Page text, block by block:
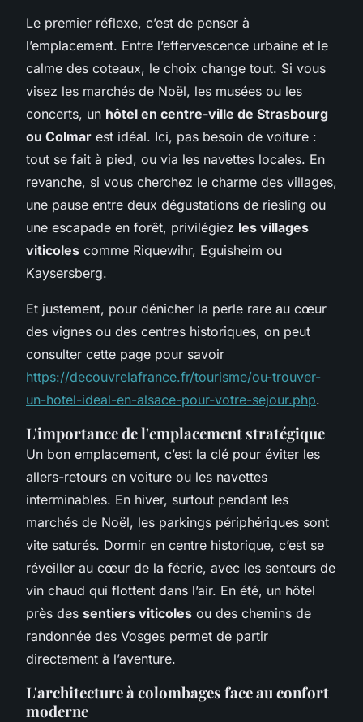
Le premier réflexe, c’est de penser à
l’emplacement. Entre l’effervescence urbaine et le
calme des coteaux, le choix change tout. Si vous
visez les marchés de Noël, les musées ou les
concerts, un hôtel en centre-ville de Strasbourg
ou Colmar est idéal. Ici, pas besoin de voiture :
tout se fait à pied, ou via les navettes locales. En
revanche, si vous cherchez le charme des villages,
une pause entre deux dégustations de riesling ou
une escapade en forêt, privilégiez les villages
viticoles comme Riquewihr, Eguisheim ou
Kaysersberg.
Et justement, pour dénicher la perle rare au cœur
des vignes ou des centres historiques, on peut
consulter cette page pour savoir
https://decouvrelafrance.fr/tourisme/ou-trouver-
un-hotel-ideal-en-alsace-pour-votre-sejour.php.
L'importance de l'emplacement stratégique
Un bon emplacement, c’est la clé pour éviter les
allers-retours en voiture ou les navettes
interminables. En hiver, surtout pendant les
marchés de Noël, les parkings périphériques sont
vite saturés. Dormir en centre historique, c’est se
réveiller au cœur de la féerie, avec les senteurs de
vin chaud qui flottent dans l’air. En été, un hôtel
près des sentiers viticoles ou des chemins de
randonnée des Vosges permet de partir
directement à l’aventure.
L'architecture à colombages face au confort
moderne